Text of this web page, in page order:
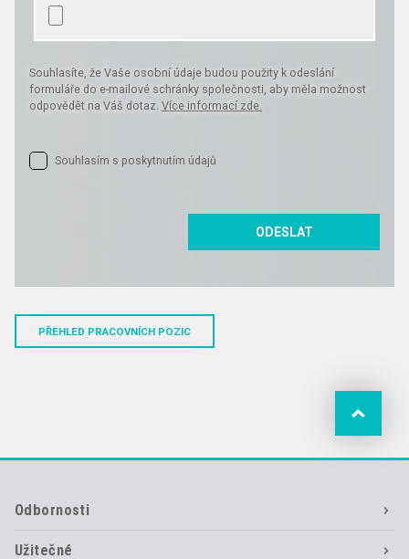
Souhlasíte, že Vaše osobní údaje budou použity k odeslání
formuláře do e-mailové schránky společnosti, aby měla možnost
odpovědět na Váš dotaz. Více informací zde.
Souhlasím s poskytnutím údajů
ODESLAT
PŘEHLED PRACOVNÍCH POZIC
Odbornosti
Užitečné